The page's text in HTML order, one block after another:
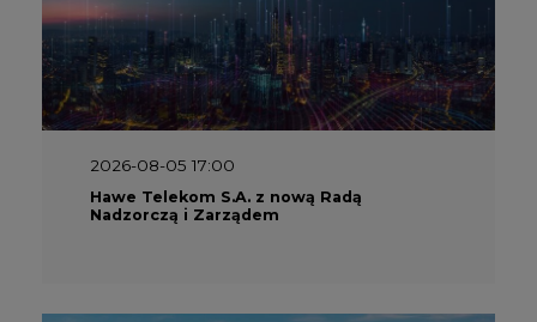
2026-08-05 17:00
Hawe Telekom S.A. z nową Radą
Nadzorczą i Zarządem